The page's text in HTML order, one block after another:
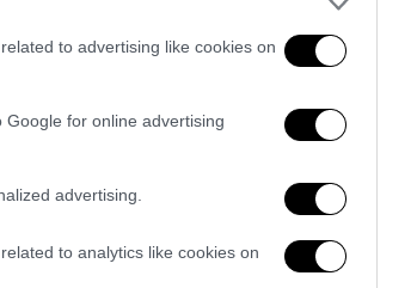
to advertising like cookies on
for online advertising
advertising.
to analytics like cookies on
φίλους – από
από
και με
πλειστηριασμούς
Από την άλλη
πώς θα πάει. Το
Δεν περίμενα σε